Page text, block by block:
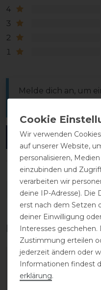
4
3
2
1
Melde dich an, um
ANMELDEN
DETAILS ZUR
Das perfekte
-20%
Wir verwenden
auf unserer Website,
personalisieren,
einzubinden und
verarbeiten wir
deine IP-Adresse).
erst nach dem Setzen
deiner Einwilligung
Interesses geschehen.
Zustimmung erteilen
jederzeit ändern oder
Informationen findest
erklärung.